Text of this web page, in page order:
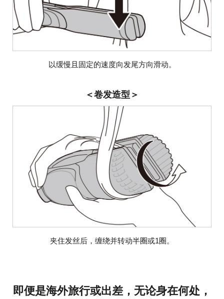
以缓慢且固定的速度向发尾方向滑动。
＜卷发造型＞
夹住发丝后，缠绕并转动半圈或1圈。
即便是海外旅行或出差，无论身在何处，